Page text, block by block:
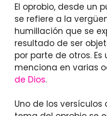
El oprobio, desde un
se refiere a la
humillación que se
resultado de ser
por parte de otros.
menciona en varias
de Dios.
Uno de los